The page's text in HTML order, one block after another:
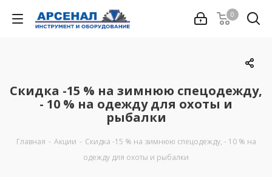
0
Скидка -15 % на зимнюю спецодежду,
- 10 % на одежду для охоты и
рыбалки
Главная - Акции - Скидка -15 % на зимнюю спецодежду, - 10 % на
одежду для охоты и рыбалки